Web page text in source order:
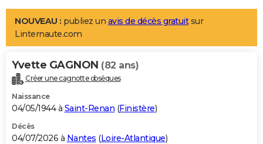
LIFESTYLE
Art de vivre
Bien-être
Loisirs
Mode
Modes de vie
Alimentation
Guide de la santé
Maladies
Médicaments
Sommeil
VOYAGE
Destinations
City break
Voyage nature
Voyage de noces
Forum
Climat
+PHOTO
GUIDES D'ACHAT
BONS PLANS
NOUVEAU : publiez un avis de décès gratuitsur
Linternaute.com
Yvette GAGNON (82 ans)
Créer une cagnotte obsèques
Naissance
04/05/1944 à Saint-Renan (Finistère)
Décès
04/07/2026 à Nantes (Loire-Atlantique)